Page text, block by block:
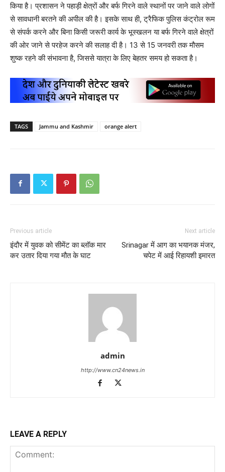
किया है। प्रशासन ने पहाड़ी क्षेत्रों और बर्फ गिरने वाले स्थानों पर जाने वाले लोगों
से सावधानी बरतने की अपील की है। इसके साथ ही, ट्रैफिक पुलिस कंट्रोल रूम
से संपर्क करने और बिना किसी जरूरी कार्य के भूस्खलन या बर्फ गिरने वाले क्षेत्रों
की ओर जाने से परहेज करने की सलाह दी है। 13 से 15 जनवरी तक मौसम
शुष्क रहने की संभावना है, जिससे यात्रा के लिए बेहतर समय हो सकता है।
TAGS Jammu and Kashmir orange alert
Previous article
इंदौर में युवक को सीमेंट का ब्लॉक मार
कर उतार दिया गया मौत के घाट
Next article
Srinagar में आग का भयानक मंजर,
चपेट में आई रिहायशी इमारत
admin
http://www.cn24news.in
LEAVE A REPLY